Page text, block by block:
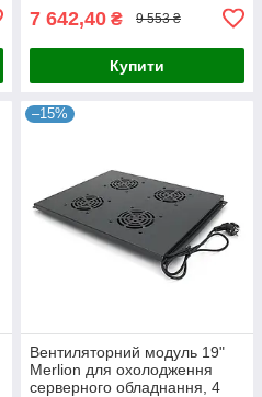
7 642,40 ₴ 9 553 ₴
Купити
–15%
Вентиляторний модуль 19"
Merlion для охолодження
серверного обладнання, 4